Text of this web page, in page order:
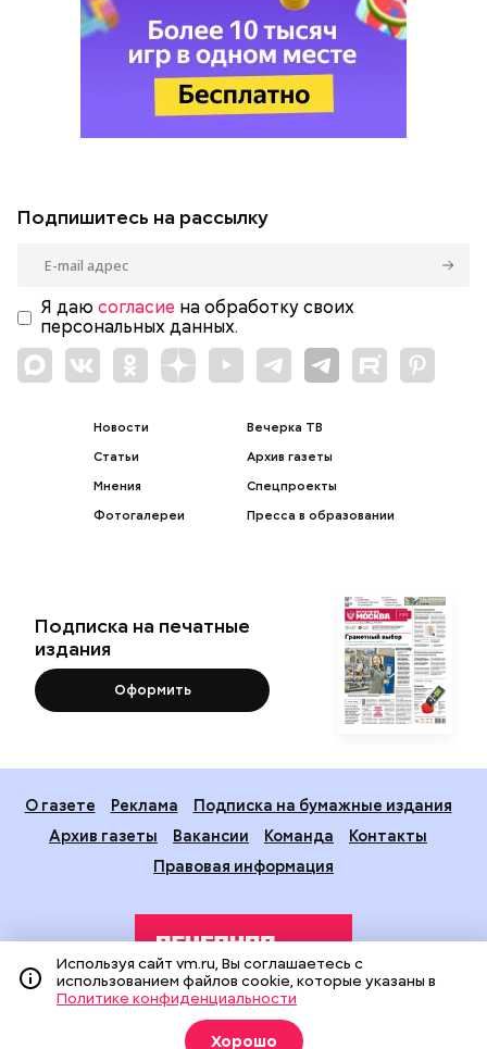
Подпишитесь на рассылку
Я даю согласие на обработку своих
персональных данных.
Новости
Статьи
Мнения
Фотогалереи
Вечерка ТВ
Архив газеты
Спецпроекты
Пресса в образовании
Подписка на печатные
издания
Оформить
О газете Реклама
Подписка на бумажные издания
Архив газеты
Вакансии Команда
Контакты
Правовая информация
Издание создано при финансовой поддержке Департамента
Используя сайт vm.ru, Вы соглашаетесь с
использованием файлов cookie, которые указаны в
Политике конфиденциальности
Хорошо